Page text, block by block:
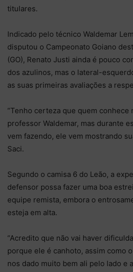
titulares.
Indicado pelo técnico Waldemar
disputou o Campeonato Goiano
(GO), Renato Justi ainda é pouco
dos azulinos, mas o lateral-
as suas primeiras avaliações a
“Tenho certeza que quem conhece
professor Waldemar, mas durante
vem fazendo, ele vem mostrando
Saci.
Segundo o camisa 6 do Leão, a
defensor possa fazer uma boa
equipe remista, embora o
esteja em alta.
“Acredito que não vai haver
porque ele é canhoto, assim como
nos dado muito bem ali pelo lado e